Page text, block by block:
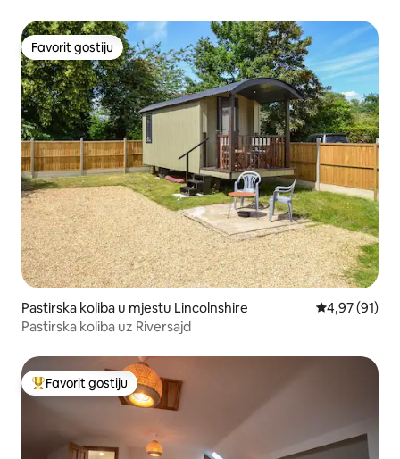
Favorit gostiju
Favorit gostiju
Pastirska koliba u mjestu Lincolnshire prosječna
4,97 (91)
Pastirska koliba uz Riversajd
Glavni favorit gostiju
Favorit gostiju